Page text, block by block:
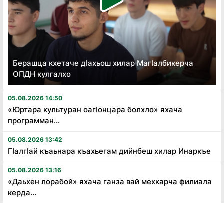
Берашца кхетаче дӏахьош хилар Магӏалбикерча
ОПДН кулгалхо
05.08.2026 14:50
«Юртара культуран оагӏонцара болхло» яхача
программан...
05.08.2026 13:42
Гӏалгӏай къаьнара къахьегам дийнбеш хилар Инаркъе
05.08.2026 13:16
«Даьхен лорабой» яхача ганза вай мехкарча филиала
керда...